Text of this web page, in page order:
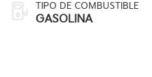
TIPO DE COMBUSTIBLE
GASOLINA